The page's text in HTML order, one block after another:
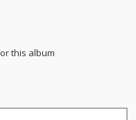
this album